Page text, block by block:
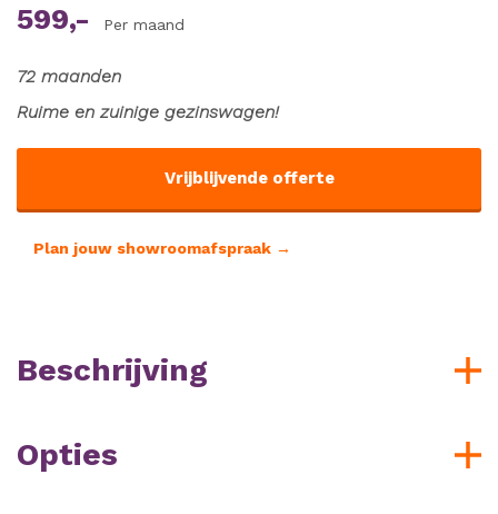
599,- Per maand
72 maanden
Ruime en zuinige gezinswagen!
Vrijblijvende offerte
Plan jouw showroomafspraak →
Beschrijving
Opties